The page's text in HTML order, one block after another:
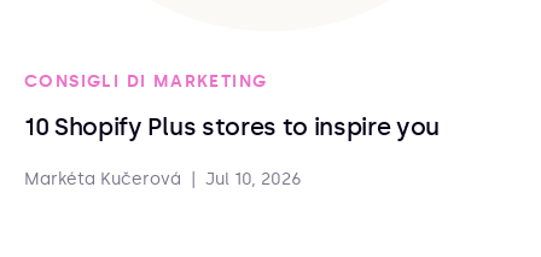
CONSIGLI DI MARKETING
10 Shopify Plus stores to inspire you
Markéta Kučerová Jul 10, 2026